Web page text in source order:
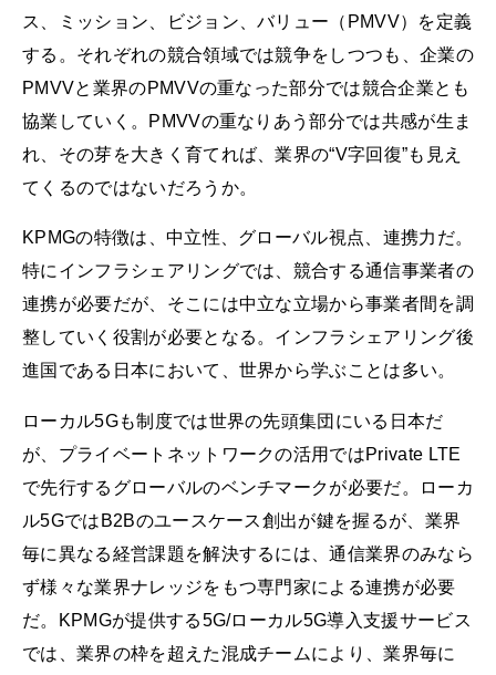
ス、ミッション、ビジョン、バリュー（PMVV）を定義
する。それぞれの競合領域では競争をしつつも、企業の
PMVVと業界のPMVVの重なった部分では競合企業とも
協業していく。PMVVの重なりあう部分では共感が生ま
れ、その芽を大きく育てれば、業界の“V字回復”も見え
てくるのではないだろうか。
KPMGの特徴は、中立性、グローバル視点、連携力だ。
特にインフラシェアリングでは、競合する通信事業者の
連携が必要だが、そこには中立な立場から事業者間を調
整していく役割が必要となる。インフラシェアリング後
進国である日本において、世界から学ぶことは多い。
ローカル5Gも制度では世界の先頭集団にいる日本だ
が、プライベートネットワークの活用ではPrivate LTE
で先行するグローバルのベンチマークが必要だ。ローカ
ル5GではB2Bのユースケース創出が鍵を握るが、業界
毎に異なる経営課題を解決するには、通信業界のみなら
ず様々な業界ナレッジをもつ専門家による連携が必要
だ。KPMGが提供する5G/ローカル5G導入支援サービス
では、業界の枠を超えた混成チームにより、業界毎に